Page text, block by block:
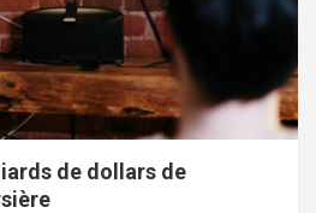
de dollars de